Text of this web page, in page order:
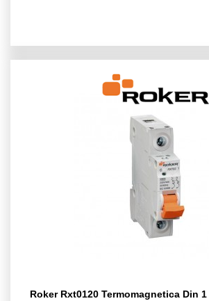
Roker Rxt0120 Termomagnetica Din